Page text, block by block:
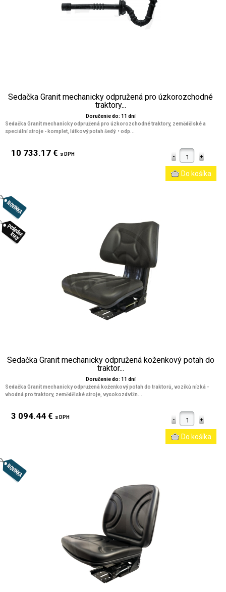
Sedačka Granit mechanicky odpružená pro úzkorozchodné
traktory...
Doručenie do: 11 dní
Sedačka Granit mechanicky odpružená pro úzkorozchodné traktory, zemědělské a
speciální stroje - komplet, látkový potah šedý. • odp...
10 733.17 € s DPH
Sedačka Granit mechanicky odpružená koženkový potah do
traktor...
Doručenie do: 11 dní
Sedačka Granit mechanicky odpružená koženkový potah do traktorů, vozíků nízká -
vhodná pro traktory, zemědělské stroje, vysokozdvižn...
3 094.44 € s DPH